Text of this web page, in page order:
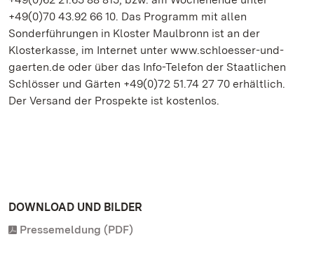
+49(0)70 43.92 66 10. Das Programm mit allen
Sonderführungen in Kloster Maulbronn ist an der
Klosterkasse, im Internet unter www.schloesser-und-
gaerten.de oder über das Info-Telefon der Staatlichen
Schlösser und Gärten +49(0)72 51.74 27 70 erhältlich.
Der Versand der Prospekte ist kostenlos.
DOWNLOAD UND BILDER
Pressemeldung (PDF)